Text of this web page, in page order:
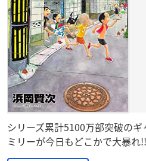
シリーズ累計5100万部突破の
ミリーが今日もどこかで大暴れ!!